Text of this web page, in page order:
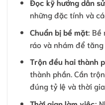
Đọc kỹ hướng dẫn
những đặc tính và
Chuẩn bị bề mặt: Bề
ráo và nhám để tăng
Trộn đều hai thành
thành phần. Cần
đúng tỷ lệ và thời